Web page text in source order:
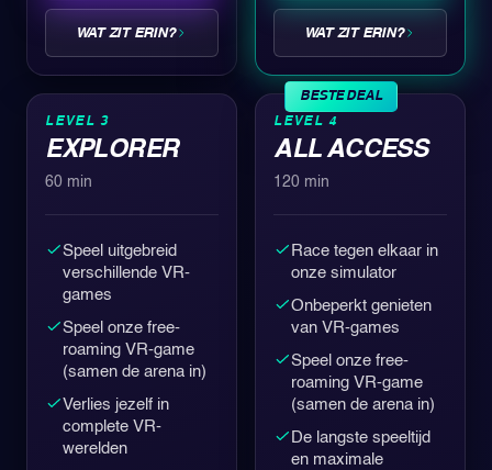
WAT ZIT ERIN? WAT ZIT ERIN?
LEVEL 3
EXPLORER
60 min
Speel uitgebreid
verschillende VR-
games
Speel onze free-
roaming VR-game
(samen de arena in)
Verlies jezelf in
complete VR-
werelden
BESTE DEAL
LEVEL 4
ALL ACCESS
120 min
Race tegen elkaar in
onze simulator
Onbeperkt genieten
van VR-games
Speel onze free-
roaming VR-game
(samen de arena in)
De langste speeltijd
en maximale